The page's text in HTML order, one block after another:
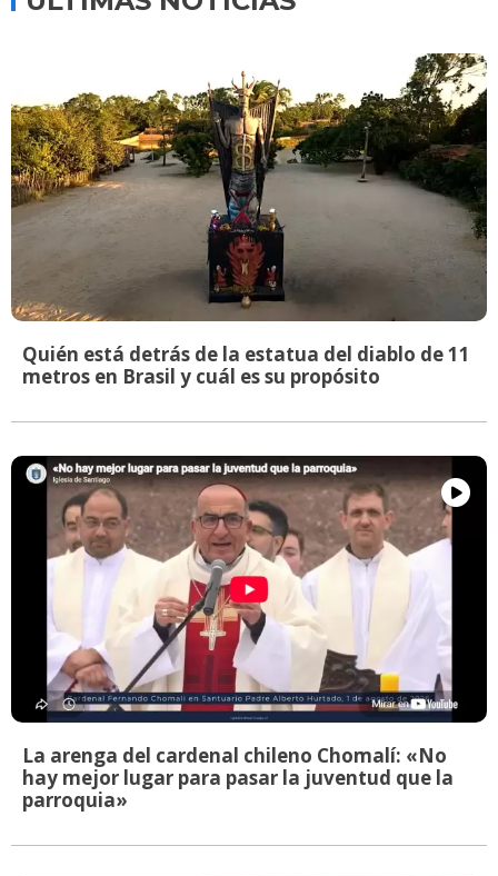
Quién está detrás de la estatua del diablo de 11
metros en Brasil y cuál es su propósito
La arenga del cardenal chileno Chomalí: «No
hay mejor lugar para pasar la juventud que la
parroquia»